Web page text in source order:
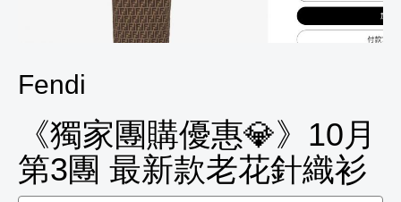
Fendi
《獨家團購優惠💎》10月
第3團 最新款老花針織衫